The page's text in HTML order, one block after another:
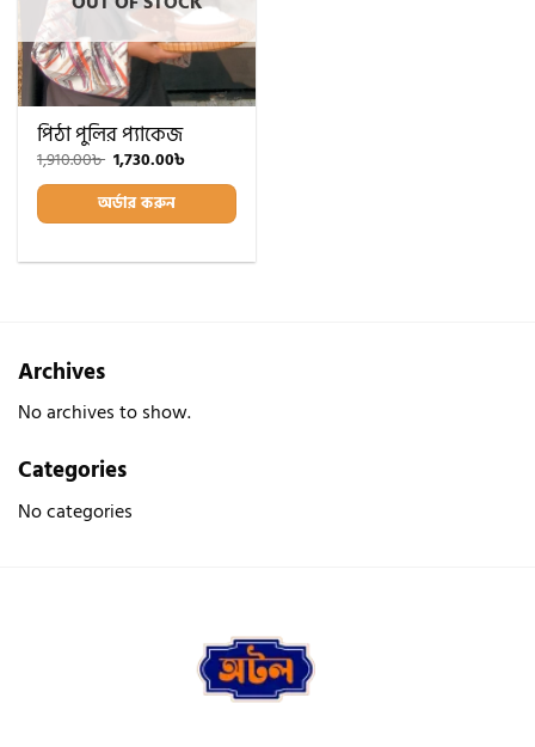
পিঠা পুলির প্যাকেজ
1,910.00৳ Original
price
was:
1,910.00৳ .
1,730.00৳
is:
অর্ডার করুন
Archives
No archives to show.
Categories
No categories